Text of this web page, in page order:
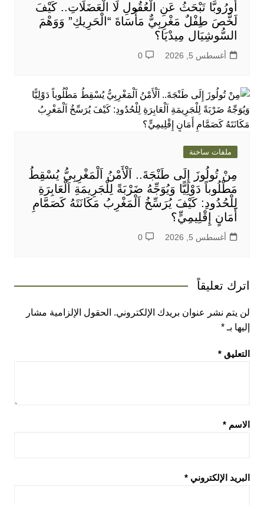
أُورُوبَّا تَبْحَثُ عَنِ الْعُقُولِ لَا الْعَضَلَاتِ.. كَيْفَ
لَخَّصَ طِفْلٌ مَغْرِبِيٌّ مَأْسَاةَ “الْحَرِيكِ” وَوَهْمَ
السُّوشِيَال مِيدْيَا؟
أغسطس 5, 2026 0
ملفات ساخنة
مِنْ تُولُوزَ إِلَى طَنْجَةَ.. اَلْأَمْنُ اَلْمَغْرِبِيُّ يُسْقِطُ
مَطْلُوباً دَوْلِيًّا وَيُوَجِّهُ ضَرْبَةً لِلْجَرِيمَةِ اَلْعَابِرَةِ
لِلْحُدُودِ: كَيْفَ يُرَسِّخُ اَلْمَغْرِبُ مَكَانَتَهُ كَصَمَّامِ
أَمَانٍ إِقْلِيمِيٍّ؟
أغسطس 5, 2026 0
اترك تعليقاً
لن يتم نشر عنوان بريدك الإلكتروني. الحقول الإلزامية مشار
إليها بـ *
التعليق *
الاسم *
البريد الإلكتروني *